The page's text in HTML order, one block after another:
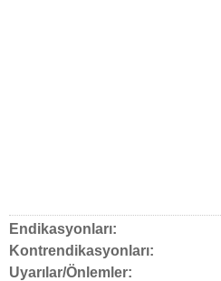
Endikasyonları:
Kontrendikasyonları:
Uyarılar/Önlemler: